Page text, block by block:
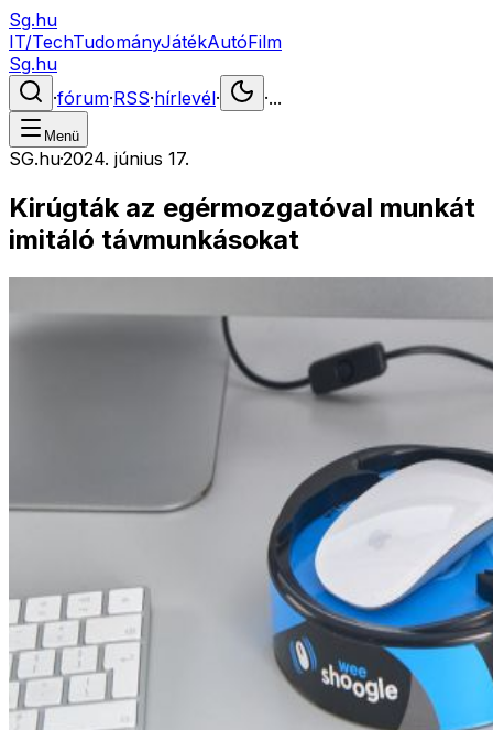
Sg.hu
IT/TechTudományJátékAutóFilm
Sg.hu
·fórum·RSS·hírlevél· ·...
Menü
SG.hu·2024. június 17.
Kirúgták az egérmozgatóval munkát
imitáló távmunkásokat